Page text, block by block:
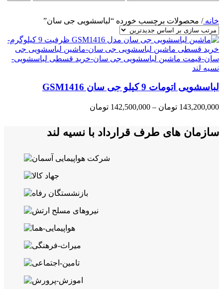
خانه/ محصولات برچسب خورده “لباسشویی جی سان”
لباسشویی اتومات 9 کیلو جی سان GSM1416
143,200,000 تومان –
142,500,000 تومان
through
سازمان های طرف قرارداد با نسیه لند